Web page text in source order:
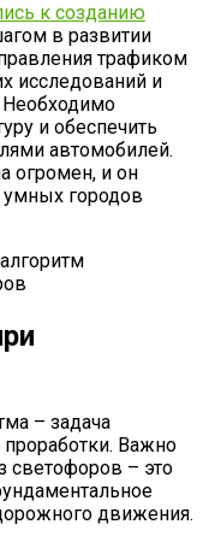
к созданию
в развитии
трафиком
исследований и
Необходимо
и обеспечить
автомобилей.
огромен, и он
городов
– задача
проработки. Важно
светофоров – это
движения.